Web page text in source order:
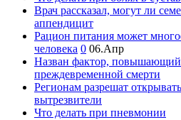
Врач рассказал, могут ли
аппендицит
Рацион питания может
человека 0 06.Апр
Назван фактор, повышающий
преждевременной смерти
Регионам разрешат
вытрезвители
Что делать при пневмонии